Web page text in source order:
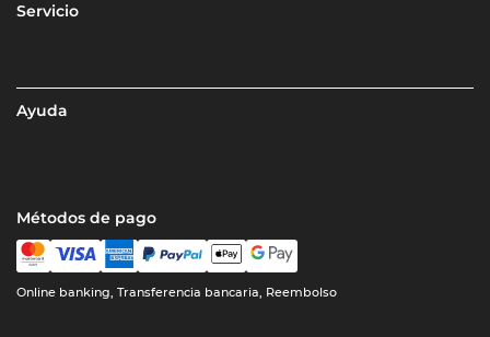
Servicio
Ayuda
Métodos de pago
Online banking, Transferencia bancaria, Reembolso